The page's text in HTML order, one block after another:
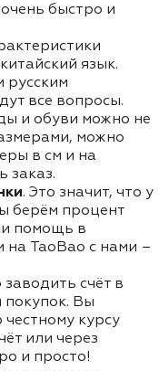
быстро и
язык.
русским
все вопросы.
и обуви можно не
можно
в см и на
заказ.
. Это значит, что у
берём процент
и помощь в
на TaoBao с нами –
счёт в
покупок. Вы
курсу
или через
и просто!